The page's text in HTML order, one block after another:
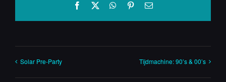
Facebook WhatsApp
Pinterest
E-
Solar Pre-Party Tijdmachine: 90’s & 00’s